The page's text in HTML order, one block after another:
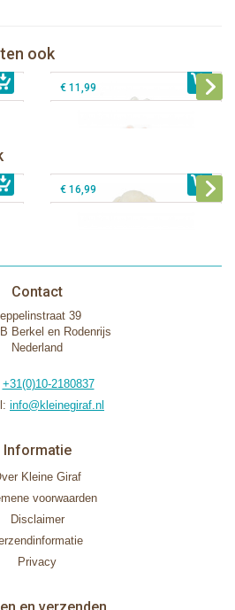
ook
€ 11,99
Konijn Crème 38cm
€ 16,99
Contact
39
Berkel en Rodenrijs
Nederland
+31(0)10-2180837
info@kleinegiraf.nl
Informatie
Kleine Giraf
voorwaarden
Disclaimer
Privacy